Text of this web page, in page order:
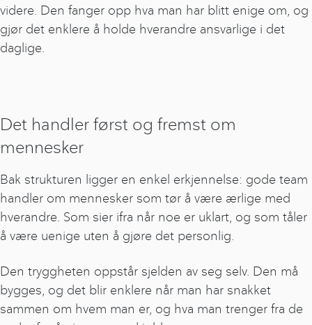
videre. Den fanger opp hva man har blitt enige om, og
gjør det enklere å holde hverandre ansvarlige i det
daglige.
Det handler først og fremst om
mennesker
Bak strukturen ligger en enkel erkjennelse: gode team
handler om mennesker som tør å være ærlige med
hverandre. Som sier ifra når noe er uklart, og som tåler
å være uenige uten å gjøre det personlig.
Den tryggheten oppstår sjelden av seg selv. Den må
bygges, og det blir enklere når man har snakket
sammen om hvem man er, og hva man trenger fra de